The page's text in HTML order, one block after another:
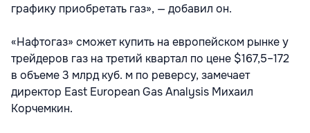
графику приобретать газ», — добавил он.
«Нафтогаз» сможет купить на европейском рынке у
трейдеров газ на третий квартал по цене $167,5–172
в объеме 3 млрд куб. м по реверсу, замечает
директор East European Gas Analysis Михаил
Корчемкин.